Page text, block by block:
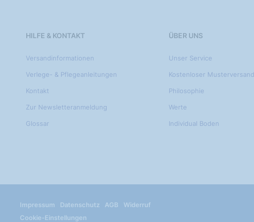
HILFE & KONTAKT
Versandinformationen
Verlege- & Pflegeanleitungen
Kontakt
Zur Newsletteranmeldung
Glossar
ÜBER UNS
Unser Service
Kostenloser Musterversand
Philosophie
Werte
Individual Boden
Impressum Datenschutz AGB
Widerruf
Cookie-Einstellungen